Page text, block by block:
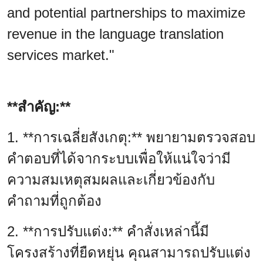
and potential partnerships to maximize
revenue in the language translation
services market."
**สำคัญ:**
1. **การเฉลี่ยสังเกตุ:** พยายามตรวจสอบ
คำตอบที่ได้จากระบบเพื่อให้แน่ใจว่ามี
ความสมเหตุสมผลและเกี่ยวข้องกับ
คำถามที่ถูกต้อง
2. **การปรับแต่ง:** คำสั่งเหล่านี้มี
โครงสร้างที่ยืดหยุ่น คุณสามารถปรับแต่ง